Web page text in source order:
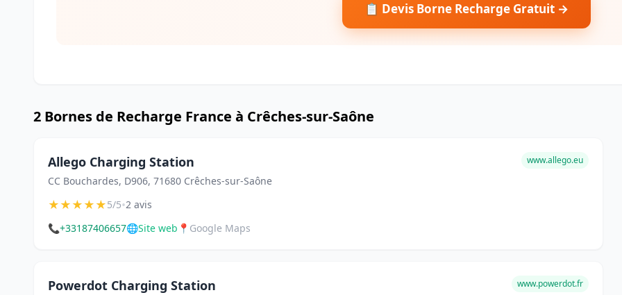
📋 Devis Borne Recharge Gratuit →
2 Bornes de Recharge France à Crêches-sur-Saône
Allego Charging Station
CC Bouchardes, D906, 71680 Crêches-sur-Saône
www.allego.eu
★★★★★5/5•2 avis
📞+33187406657🌐Site web 📍 Google Maps
Powerdot Charging Station www.powerdot.fr